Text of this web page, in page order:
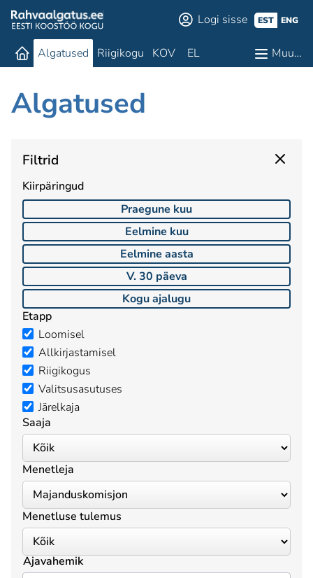
Logi sisse EST ENG
Algatused Riigikogu KOV EL Muu…
Algatused
Filtrid
Kiirpäringud
Praegune kuu
Eelmine kuu
Eelmine aasta
V. 30 päeva
Kogu ajalugu
Etapp
Loomisel
Allkirjastamisel
Riigikogus
Valitsusasutuses
Järelkaja
Saaja
Menetleja
Menetluse tulemus
Ajavahemik